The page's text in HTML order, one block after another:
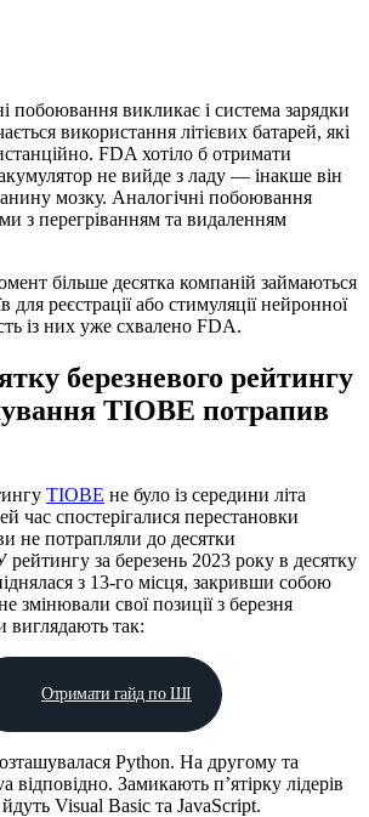
побоювання викликає і система зарядки
використання літієвих батарей, які
FDA хотіло б отримати
не вийде з ладу — інакше він
мозку. Аналогічні побоювання
з перегріванням та видаленням
більше десятка компаній займаються
для реєстрації або стимуляції нейронної
із них уже схвалено FDA.
березневого рейтингу
TIOBE потрапив
TIOBE не було із середини літа
час спостерігалися перестановки
не потрапляли до десятки
за березень 2023 року в десятку
з 13-го місця, закривши собою
змінювали свої позиції з березня
виглядають так:
Отримати гайд по ШІ
Python. На другому та
Замикають п’ятірку лідерів
Visual Basic та JavaScript.